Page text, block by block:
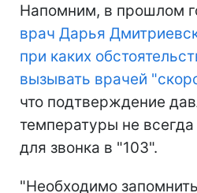
Напомним, в прошлом
врач Дарья
при каких
вызывать врачей
что подтверждение
температуры не
для звонка в "103".
"Необходимо